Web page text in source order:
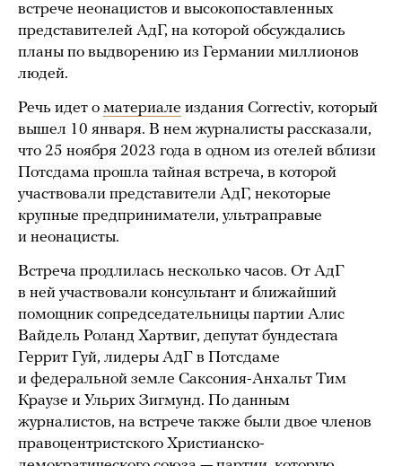
встрече неонацистов и высокопоставленных
представителей АдГ, на которой обсуждались
планы по выдворению из Германии миллионов
людей.
Речь идет о материале издания Correctiv, который
вышел 10 января. В нем журналисты рассказали,
что 25 ноября 2023 года в одном из отелей вблизи
Потсдама прошла тайная встреча, в которой
участвовали представители АдГ, некоторые
крупные предприниматели, ультраправые
и неонацисты.
Встреча продлилась несколько часов. От АдГ
в ней участвовали консультант и ближайший
помощник сопредседательницы партии Алис
Вайдель Роланд Хартвиг, депутат бундестага
Геррит Гуй, лидеры АдГ в Потсдаме
и федеральной земле Саксония-Анхальт Тим
Краузе и Ульрих Зигмунд. По данным
журналистов, на встрече также были двое членов
правоцентристского Христианско-